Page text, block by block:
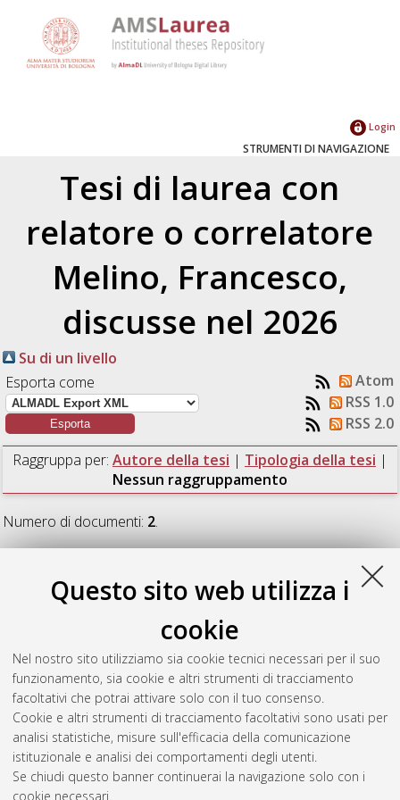
Questo sito web utilizza i
cookie
Nel nostro sito utilizziamo sia cookie tecnici necessari per il suo
funzionamento, sia cookie e altri strumenti di tracciamento
facoltativi che potrai attivare solo con il tuo consenso.
Cookie e altri strumenti di tracciamento facoltativi sono usati per
analisi statistiche, misure sull'efficacia della comunicazione
istituzionale e analisi dei comportamenti degli utenti.
Se chiudi questo banner continuerai la navigazione solo con i
cookie necessari.
Login
STRUMENTI DI NAVIGAZIONE
Tesi di laurea con
relatore o correlatore
Melino, Francesco,
discusse nel 2026
Su di un livello
Esporta come
Atom
RSS 1.0
RSS 2.0
Raggruppa per: Autore della tesi | Tipologia della tesi |
Nessun raggruppamento
Numero di documenti: 2.
Cotti, Alex(2026)Analisi tecnico economica di Comunità
[Laurea magistrale],
Università di Bologna, Corso di Studio inIngegneria gestionale
assiale e validazione CFD. [Laurea magistrale], Università di
Bologna, Corso di Studio in Ingegneria meccanica [LM-
DM270], Documento full-text non disponibile
Questa lista e' stata generata ilSat Aug 8 12:48:21 2026
CEST